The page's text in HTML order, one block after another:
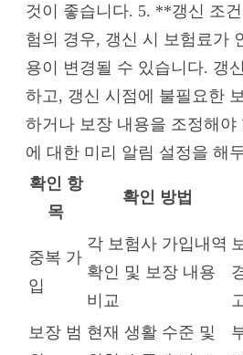
것이 좋습니다. 5. **갱신 조
험의 경우, 갱신 시 보험료가
용이 변경될 수 있습니다. 갱
하고, 갱신 시점에 불필요한
하거나 보장 내용을 조정해야
에 대한 미리 알림 설정을 해
확인 항
목
확인 방법
중복 가
입
각 보험사 가입내역
확인 및 보장 내용
비교
보장 범 현재 생활 수준 및